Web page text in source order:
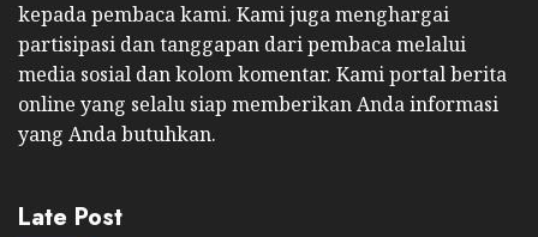
kepada pembaca kami. Kami juga menghargai
partisipasi dan tanggapan dari pembaca melalui
media sosial dan kolom komentar. Kami portal berita
online yang selalu siap memberikan Anda informasi
yang Anda butuhkan.
Late Post